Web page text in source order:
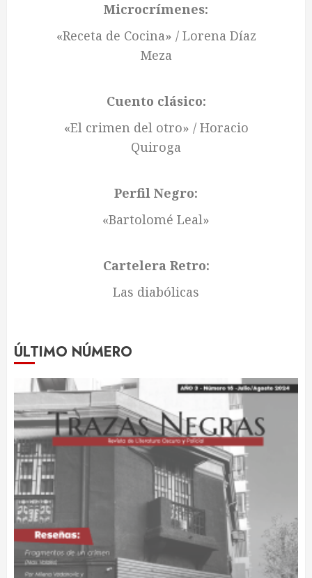
Microcrímenes:
«Receta de Cocina» / Lorena Díaz
Meza
Cuento clásico:
«El crimen del otro» / Horacio
Quiroga
Perfil Negro:
«Bartolomé Leal»
Cartelera Retro:
Las diabólicas
ÚLTIMO NÚMERO